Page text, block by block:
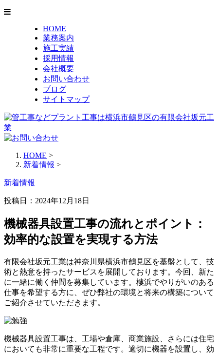
HOME
業務案内
施工実績
採用情報
会社概要
お問い合わせ
ブログ
サイトマップ
HOME >
新着情報 >
新着情報
投稿日： 2024年12月18日
機械器具設置工事の流れとポイント：
効率的な設置を実現する方法
有限会社坂元工業は神奈川県横浜市鶴見区を基盤として、技
術と熱意を持ったサービスを展開しております。今回、新た
に一緒に働く仲間を募集しています。樓浜でやりがいのある
仕事を希望する方に、ぜひ弊社の環境と将来の構築について
ご紹介させていただきます。
機械器具設置工事は、工場や倉庫、商業施設、さらには住宅
においても非常に重要な工程です。適切に機器を設置し、効